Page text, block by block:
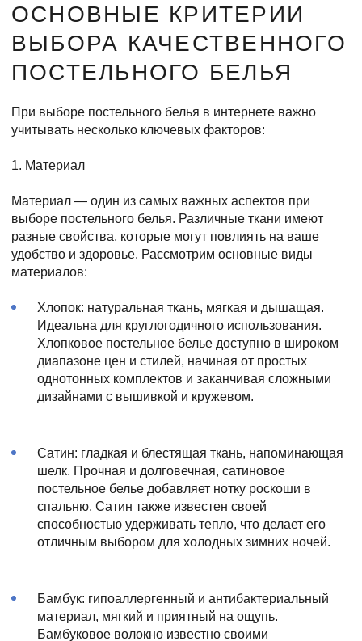
ОСНОВНЫЕ КРИТЕРИИ
ВЫБОРА КАЧЕСТВЕННОГО
ПОСТЕЛЬНОГО БЕЛЬЯ
При выборе постельного белья в интернете важно
учитывать несколько ключевых факторов:
1. Материал
Материал — один из самых важных аспектов при
выборе постельного белья. Различные ткани имеют
разные свойства, которые могут повлиять на ваше
удобство и здоровье. Рассмотрим основные виды
материалов:
Хлопок: натуральная ткань, мягкая и дышащая.
Идеальна для круглогодичного использования.
Хлопковое постельное белье доступно в широком
диапазоне цен и стилей, начиная от простых
однотонных комплектов и заканчивая сложными
дизайнами с вышивкой и кружевом.
Сатин: гладкая и блестящая ткань, напоминающая
шелк. Прочная и долговечная, сатиновое
постельное белье добавляет нотку роскоши в
спальню. Сатин также известен своей
способностью удерживать тепло, что делает его
отличным выбором для холодных зимних ночей.
Бамбук: гипоаллергенный и антибактериальный
материал, мягкий и приятный на ощупь.
Бамбуковое волокно известно своими